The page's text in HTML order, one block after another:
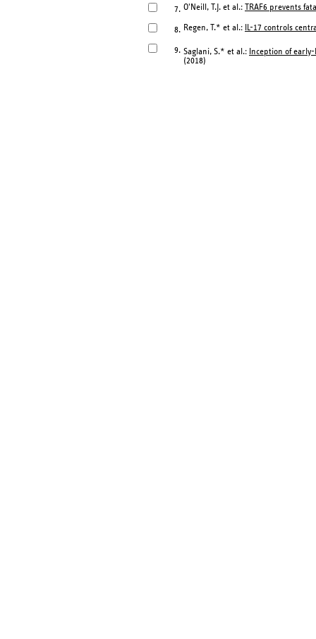
7. O'Neill, T.J. et al.: TRAF6 prevents
8. Regen, T.* et al.: IL-17 controls
9. Saglani, S.* et al.: Inception of
(2018)